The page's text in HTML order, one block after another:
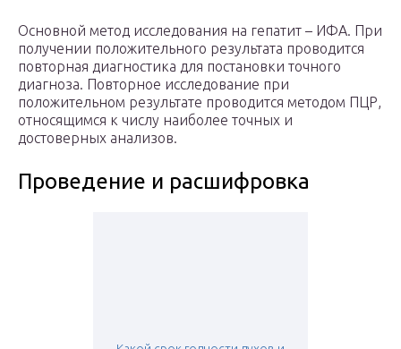
Основной метод исследования на гепатит – ИФА. При
получении положительного результата проводится
повторная диагностика для постановки точного
диагноза. Повторное исследование при
положительном результате проводится методом ПЦР,
относящимся к числу наиболее точных и
достоверных анализов.
Проведение и расшифровка